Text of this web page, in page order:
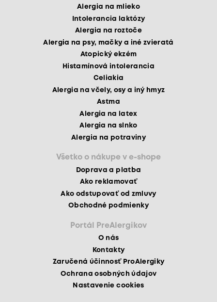
Alergia na mlieko
Intolerancia laktózy
Alergia na roztoče
Alergia na psy, mačky a iné zvieratá
Atopický ekzém
Histamínová intolerancia
Celiakia
Alergia na včely, osy a iný hmyz
Astma
Alergia na latex
Alergia na slnko
Alergia na potraviny
Všetko o nákupe v e-shope
Doprava a platba
Ako reklamovať
Ako odstupovať od zmluvy
Obchodné podmienky
Portál PreAlergikov
O nás
Kontakty
Zaručená účinnosť ProAlergiky
Ochrana osobných údajov
Nastavenie cookies